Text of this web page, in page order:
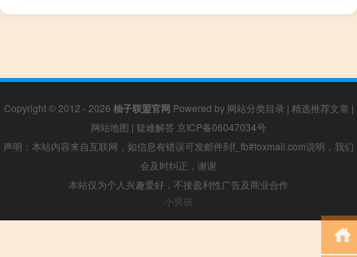
Copyright © 2012 - 2026 柚子联盟官网 Powered by 网站分类目录 | 精选推荐文章 |
网站地图 | 疑难解答 京ICP备06047034号
声明：本站内容来自互联网，如信息有错误可发邮件到f_fb#foxmail.com说明，我们
会及时纠正，谢谢
本站仅为个人兴趣爱好，不接盈利性广告及商业合作
小男孩